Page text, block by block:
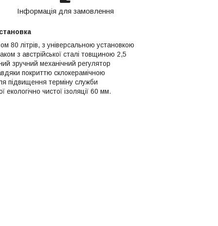
Інформація для замовлення
80 літрів, з універсальною установкою
з австрійської сталі товщиною 2,5
зручний механічний регулятор
покриттю склокерамічною
підвищення терміну служби
чистої ізоляції 60 мм.